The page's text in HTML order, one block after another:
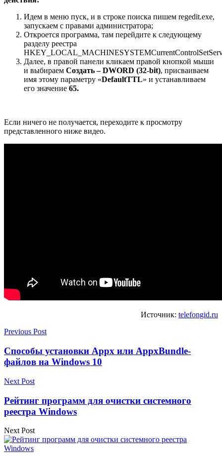
Идем в меню пуск, и в строке поиска пишем regedit.exe,
запускаем с правами администратора;
Откроется программа, там перейдите к следующему
разделу реестра
Далее, в правой панели кликаем правой кнопкой мыши
и выбираем Создать – DWORD (32-bit), присваиваем
имя этому параметру «DefaultTTL» и устанавливаем
его значение 65.
Если ничего не получается, переходите к просмотру
представленного ниже видео.
Источник: telefongid.ru
Previous Post
Способы установки Appx или AppxBundle-
файлов на Windows 10
Next Post
Рейтинг программ для очистки системного
реестра Windows
Next Post